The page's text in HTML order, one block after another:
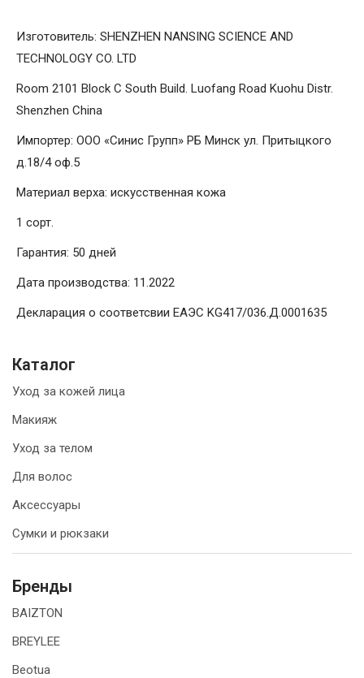
Изготовитель: SHENZHEN NANSING SCIENCE AND
TECHNOLOGY CO. LTD
Room 2101 Block C South Build. Luofang Road Kuohu Distr.
Shenzhen China
Импортер: ООО «Синис Групп» РБ Минск ул. Притыцкого
д.18/4 оф.5
Материал верха: искусственная кожа
1 сорт.
Гарантия: 50 дней
Дата производства: 11.2022
Декларация о соответсвии ЕАЭС KG417/036.Д.0001635
Каталог
Уход за кожей лица
Макияж
Уход за телом
Для волос
Аксессуары
Сумки и рюкзаки
Бренды
BAIZTON
BREYLEE
Beotua